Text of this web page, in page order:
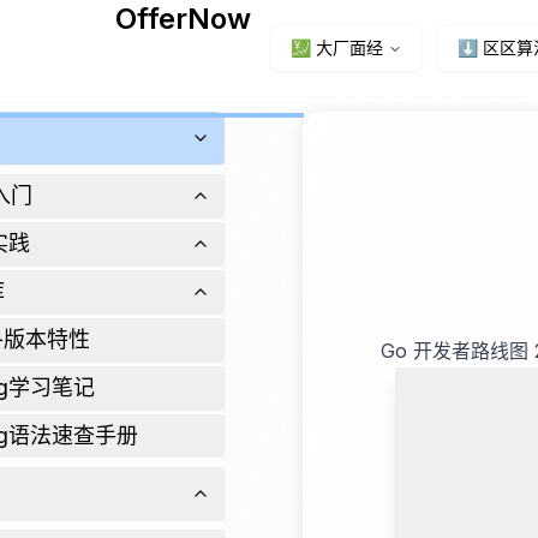
OfferNow
💹 大厂面经 ⬇️ 区区算
门
践
本特性
习笔记
法速查手册
Go 开发者路线图